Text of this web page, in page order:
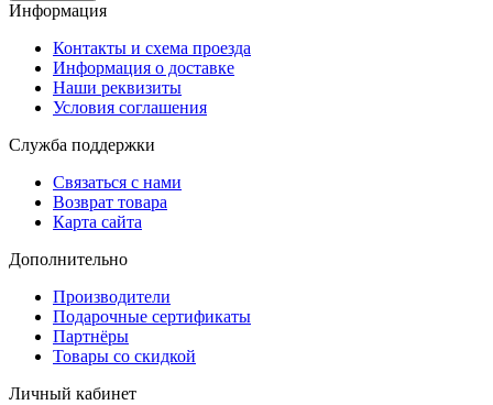
Информация
Контакты и схема проезда
Информация о доставке
Наши реквизиты
Условия соглашения
Служба поддержки
Связаться с нами
Возврат товара
Карта сайта
Дополнительно
Производители
Подарочные сертификаты
Партнёры
Товары со скидкой
Личный кабинет